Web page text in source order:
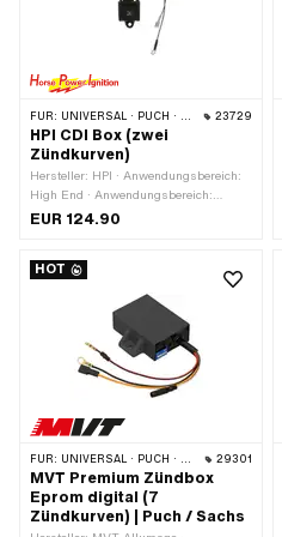
FÜR: UNIVERSAL · PUCH · SACHS · PONY / CILO (BETA 521 & 512) · PIAGGIO · ZÜNDAPP BELMONDO 23729
HPI CDI Box (zwei
Zündkurven)
Hersteller: HPI · Anwendungsbereich:
High End · Anwendungsbereich:
Performance · Anwendungsbereich:
Ø Befestigungsloch: 6 mm · Anzahl
EUR 124.90
HOT
FÜR: UNIVERSAL · PUCH · SACHS · ZÜNDAPP BELMONDO 29301
MVT Premium Zündbox
Eprom digital (7
Zündkurven) | Puch / Sachs